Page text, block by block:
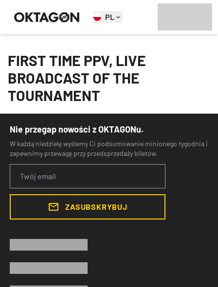
PL
FIRST TIME PPV, LIVE
BROADCAST OF THE
TOURNAMENT
Nie przegap nowości z OKTAGONu.
W każdą niedzielę wyślemy Ci podsumowanie minionego tygodnia i
zapewnimy przewagę przy przedsprzedaży biletów.
ZASUBSKRYBUJ